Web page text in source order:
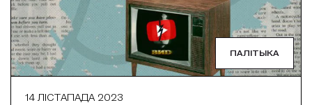
ПАЛІТЫКА
14 ЛІСТАПАДА 2023